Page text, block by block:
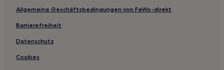
Hotels nahe Shiba Ryotaro Memorial Museum
Hotels nahe Station Tezukayama
Hotels nahe Station Tengachaya
Hotels nahe JR Namba Station
Allgemeine Geschäftsbedingungen von FeWo-direkt
Barrierefreiheit
Datenschutz
Cookies